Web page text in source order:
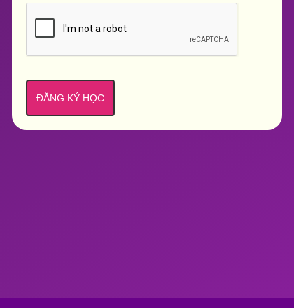
ĐĂNG KÝ HỌC